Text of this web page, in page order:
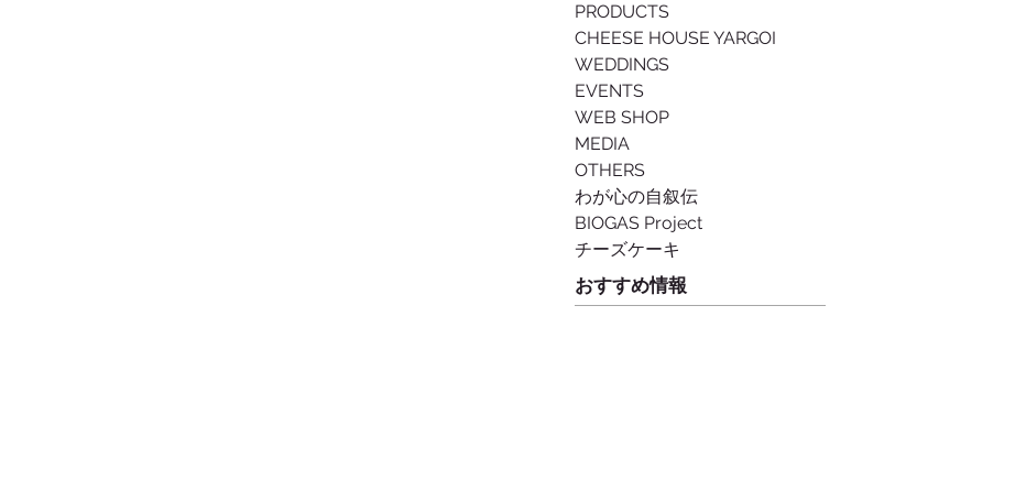
PRODUCTS
CHEESE HOUSE YARGOI
WEDDINGS
EVENTS
WEB SHOP
MEDIA
OTHERS
わが心の自叙伝
BIOGAS Project
チーズケーキ
おすすめ情報